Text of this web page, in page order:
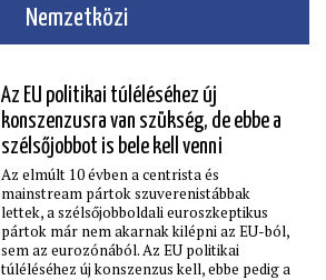
Nemzetközi
Az EU politikai túléléséhez új
konszenzusra van szükség, de ebbe a
szélsőjobbot is bele kell venni
Az elmúlt 10 évben a centrista és
mainstream pártok szuverenistábbak
lettek, a szélsőjobboldali euroszkeptikus
pártok már nem akarnak kilépni az EU-ból,
sem az eurozónából. Az EU politikai
túléléséhez új konszenzus kell, ebbe pedig a